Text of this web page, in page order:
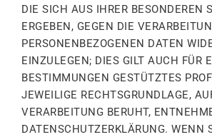
DIE SICH AUS IHRER BESONDEREN
ERGEBEN, GEGEN DIE
PERSONENBEZOGENEN DATEN
EINZULEGEN; DIES GILT AUCH FÜR
BESTIMMUNGEN GESTÜTZTES
JEWEILIGE RECHTSGRUNDLAGE,
VERARBEITUNG BERUHT,
DATENSCHUTZERKLÄRUNG. WENN